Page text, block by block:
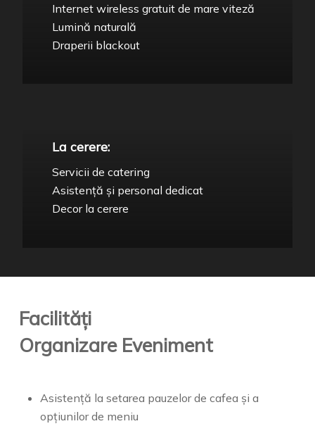
Internet wireless gratuit de mare viteză
Lumină naturală
Draperii blackout
La cerere:
Servicii de catering
Asistență și personal dedicat
Decor la cerere
Facilități
Organizare Eveniment
Asistență la setarea pauzelor de cafea și a
opțiunilor de meniu